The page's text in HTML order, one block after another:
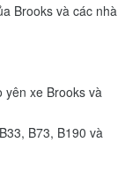
Brooks và các nhà
xe Brooks và
B73, B190 và